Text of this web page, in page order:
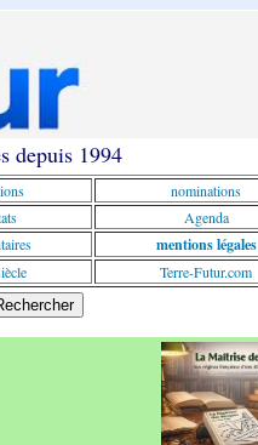
depuis 1994
nominations
Agenda
mentions légales
Terre-Futur.com